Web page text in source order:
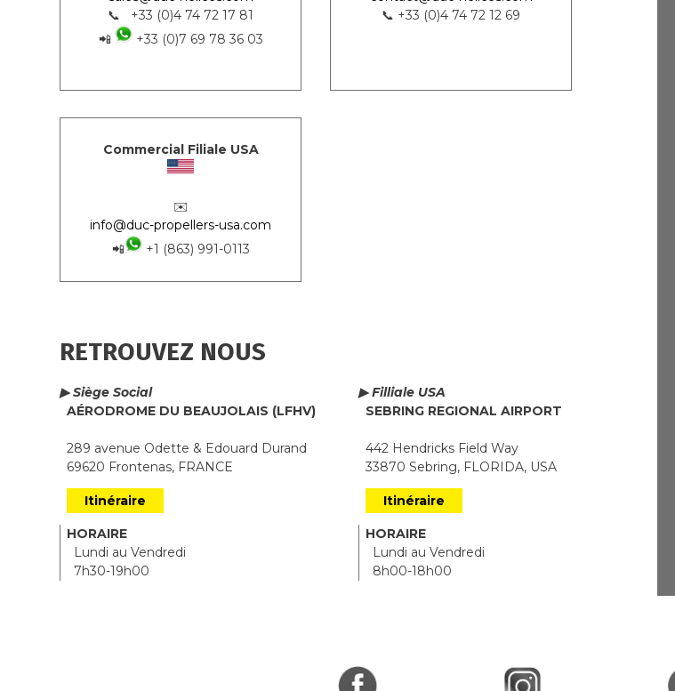
📞 +33 (0)4 74 72 17 81
📲
+33 (0)7 69 78 36 03
📞 +33 (0)4 74 72 12 69
Commercial Filiale USA
✉️
info@duc-propellers-usa.com
📲
+1 (863) 991-0113
RETROUVEZ NOUS
▶ Siège Social
AÉRODROME DU BEAUJOLAIS (LFHV)
289 avenue Odette & Edouard Durand
69620 Frontenas, FRANCE
Itinéraire
HORAIRE
Lundi au Vendredi
7h30-19h00
▶ Filliale USA
SEBRING REGIONAL AIRPORT
442 Hendricks Field Way
33870 Sebring, FLORIDA, USA
Itinéraire
HORAIRE
Lundi au Vendredi
8h00-18h00